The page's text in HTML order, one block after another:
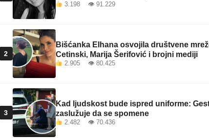
3.198 👁 91.229
2
Bišćanka Elhana osvojila društvene
Cetinski, Marija Šerifović i brojni mediji
2.905 👁 80.425
3
Kad ljudskost bude ispred uniforme:
zaslužuje da se spomene
2.482 👁 70.436